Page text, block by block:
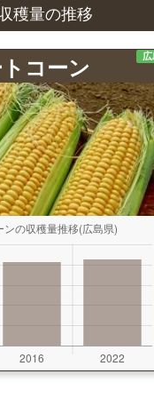
穫量の推移
コーン